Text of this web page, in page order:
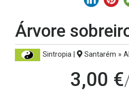
Árvore
Sintropia | Santarém »
3,00 €